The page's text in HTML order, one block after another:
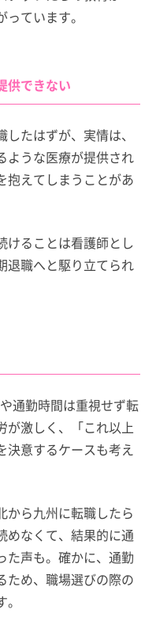
ています。
供できない
たはずが、実情は、
ような医療が提供され
抱えてしまうことがあ
けることは看護師とし
退職へと駆り立てられ
通勤時間は重視せず転
が激しく、「これ以上
決意するケースも考え
から九州に転職したら
めなくて、結果的に通
た声も。確かに、通勤
ため、職場選びの際の